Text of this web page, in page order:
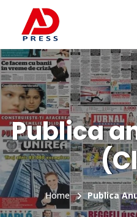
Publica
Home Publica